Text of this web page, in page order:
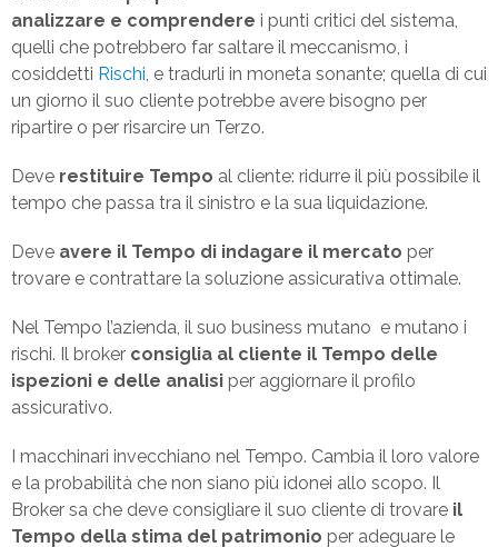
analizzare e comprendere i punti critici del sistema,
quelli che potrebbero far saltare il meccanismo, i
cosiddetti Rischi, e tradurli in moneta sonante; quella di cui
un giorno il suo cliente potrebbe avere bisogno per
ripartire o per risarcire un Terzo.
Deve restituire Tempo al cliente: ridurre il più possibile il
tempo che passa tra il sinistro e la sua liquidazione.
Deve avere il Tempo di indagare il mercato per
trovare e contrattare la soluzione assicurativa ottimale.
Nel Tempo l’azienda, il suo business mutano e mutano i
rischi. Il broker consiglia al cliente il Tempo delle
ispezioni e delle analisi per aggiornare il profilo
assicurativo.
I macchinari invecchiano nel Tempo. Cambia il loro valore
e la probabilità che non siano più idonei allo scopo. Il
Broker sa che deve consigliare il suo cliente di trovare il
Tempo della stima del patrimonio per adeguare le